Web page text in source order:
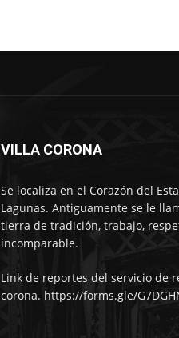
VILLA CORONA
Se localiza en el Corazón del
Lagunas. Antiguamente se le
tierra de tradición, trabajo,
incomparable.
Link de reportes del servicio de
corona. https://forms.gle/